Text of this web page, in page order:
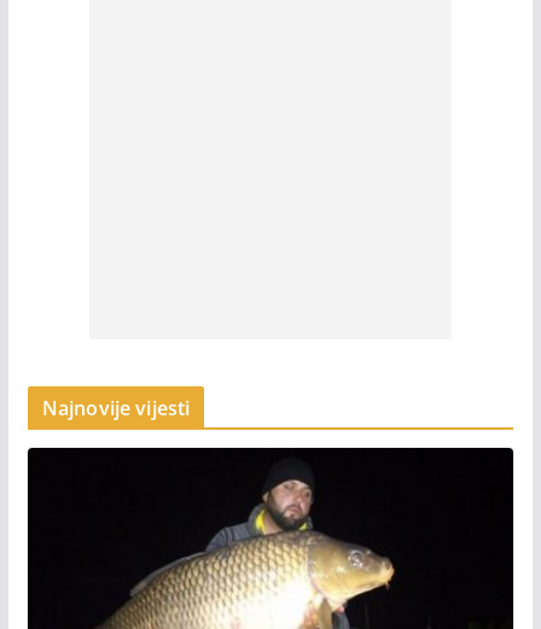
Najnovije vijesti